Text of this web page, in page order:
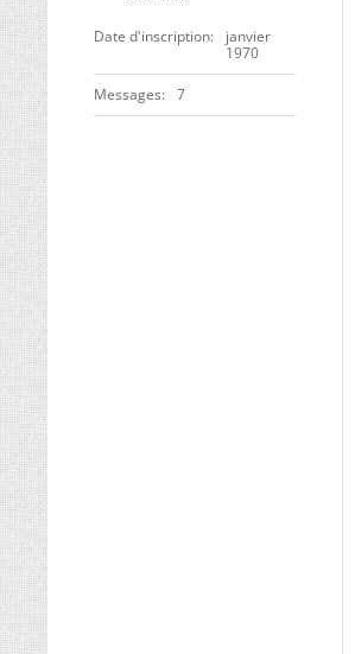
Date d'inscription
janvier
1970
Messages 7